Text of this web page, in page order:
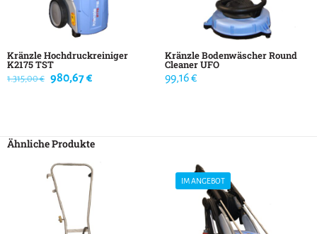
Kränzle Hochdruckreiniger
K2175 TST
1.315,00€ Ursprünglicher
980,67€Aktueller
Kränzle Bodenwäscher Round
Cleaner UFO
99,16€
Ähnliche Produkte
IM ANGEBOT